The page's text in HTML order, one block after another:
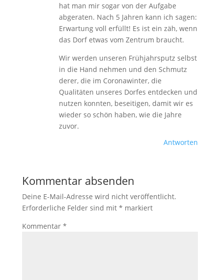
hat man mir sogar von der Aufgabe
abgeraten. Nach 5 Jahren kann ich sagen:
Erwartung voll erfüllt! Es ist ein zäh, wenn
das Dorf etwas vom Zentrum braucht.
Wir werden unseren Frühjahrsputz selbst
in die Hand nehmen und den Schmutz
derer, die im Coronawinter, die
Qualitäten unseres Dorfes entdecken und
nutzen konnten, beseitigen, damit wir es
wieder so schön haben, wie die Jahre
zuvor.
Antworten
Kommentar absenden
Deine E-Mail-Adresse wird nicht veröffentlicht.
Erforderliche Felder sind mit * markiert
Kommentar *